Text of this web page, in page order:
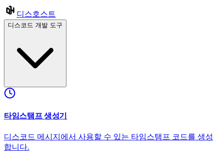
디스호스트
디스코드 개발 도구
타임스탬프 생성기
디스코드 메시지에서 사용할 수 있는 타임스탬프 코드를 생성
합니다.